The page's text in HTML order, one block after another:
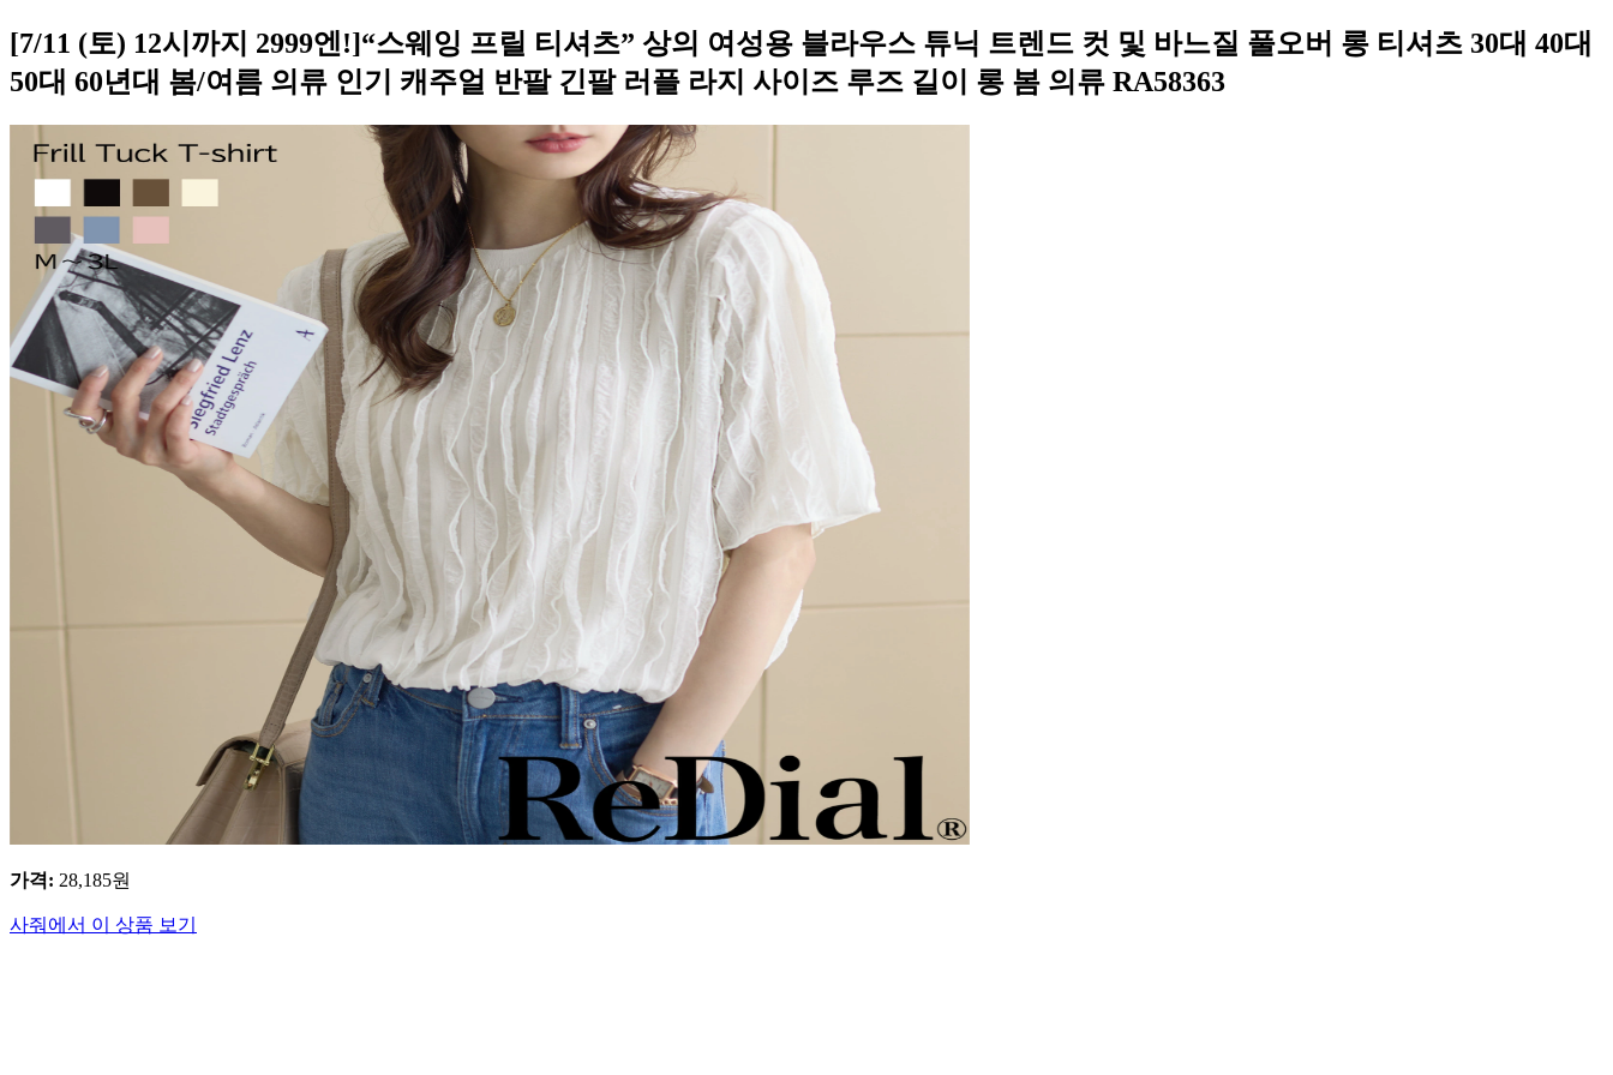
[7/11 (토) 12시까지 2999엔!]“스웨잉 프릴 티셔츠” 상의 여성용 블라우스 튜닉 트렌드 컷 및 바느질 풀오버 롱 티셔츠 30대 40대
50대 60년대 봄/여름 의류 인기 캐주얼 반팔 긴팔 러플 라지 사이즈 루즈 길이 롱 봄 의류 RA58363
가격: 28,185원
사줘에서 이 상품 보기